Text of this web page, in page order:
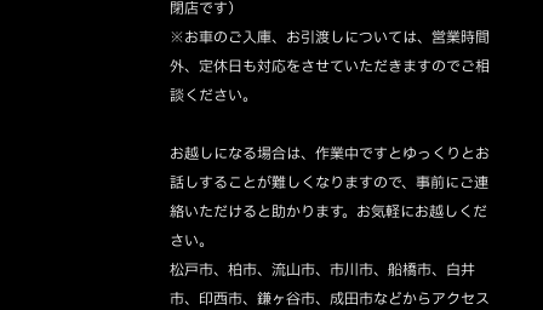
閉店です）
※お車のご入庫、お引渡しについては、営業時間
外、定休日も対応をさせていただきますのでご相
談ください。
お越しになる場合は、作業中ですとゆっくりとお
話しすることが難しくなりますので、事前にご連
絡いただけると助かります。お気軽にお越しくだ
さい。
松戸市、柏市、流山市、市川市、船橋市、白井
市、印西市、鎌ヶ谷市、成田市などからアクセス